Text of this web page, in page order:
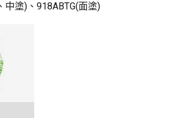
中塗)、918ABTG(面塗)